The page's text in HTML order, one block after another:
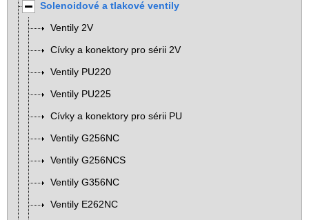
Solenoidové a tlakové ventily
Ventily 2V
Cívky a konektory pro sérii 2V
Ventily PU220
Ventily PU225
Cívky a konektory pro sérii PU
Ventily G256NC
Ventily G256NCS
Ventily G356NC
Ventily E262NC